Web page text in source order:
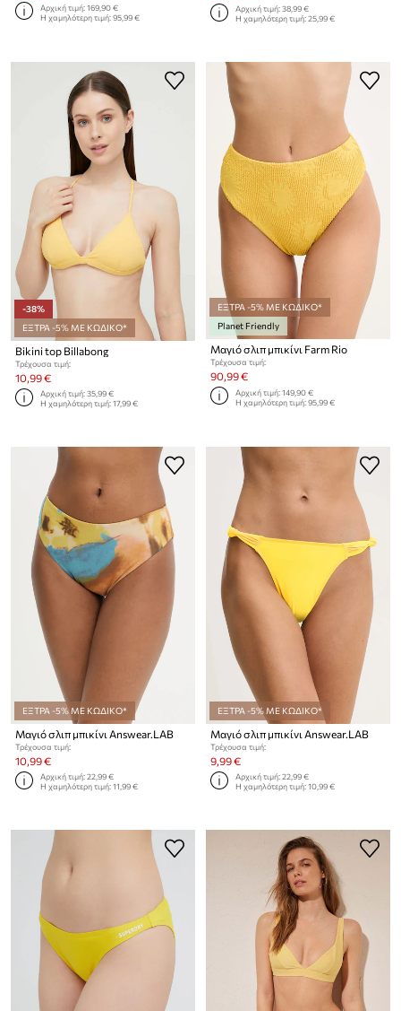
Αρχική τιμή:169,90 €
Η χαμηλότερη τιμή:95,99 €
Αρχική τιμή:38,99 €
Η χαμηλότερη τιμή:25,99 €
-38%
ΕΞΤΡΑ -5% ΜΕ ΚΩΔΙΚΟ*
Bikini top Billabong
Τρέχουσα τιμή:
10,99 €
Αρχική τιμή:35,99 €
Η χαμηλότερη τιμή:17,99 €
ΕΞΤΡΑ -5% ΜΕ ΚΩΔΙΚΟ*
Planet Friendly
Μαγιό σλιπ μπικίνι Farm Rio
Τρέχουσα τιμή:
90,99 €
Αρχική τιμή:149,90 €
Η χαμηλότερη τιμή:95,99 €
ΕΞΤΡΑ -5% ΜΕ ΚΩΔΙΚΟ*
Μαγιό σλιπ μπικίνι Answear.LAB
Τρέχουσα τιμή:
10,99 €
Αρχική τιμή:22,99 €
Η χαμηλότερη τιμή:11,99 €
ΕΞΤΡΑ -5% ΜΕ ΚΩΔΙΚΟ*
Μαγιό σλιπ μπικίνι Answear.LAB
Τρέχουσα τιμή:
9,99 €
Αρχική τιμή:22,99 €
Η χαμηλότερη τιμή:10,99 €